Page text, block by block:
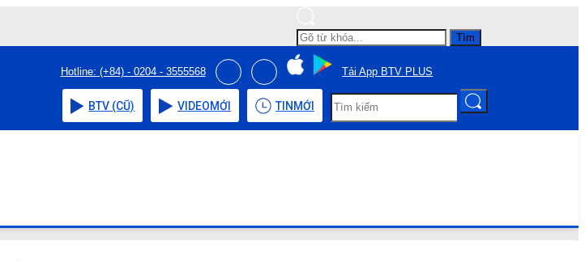
Tìm
Hotline: (+84) - 0204 - 3555568 Tải App BTV PLUS
BTV (CŨ) VIDEOMỚI TIN MỚI